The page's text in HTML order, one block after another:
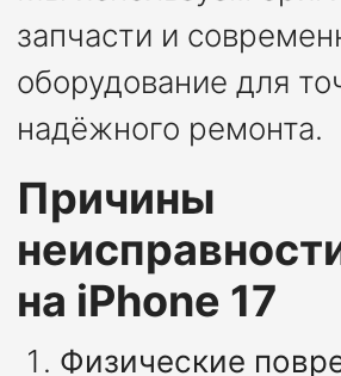
запчасти и
оборудование для
надёжного ремонта.
Причины
на iPhone 17
Физические